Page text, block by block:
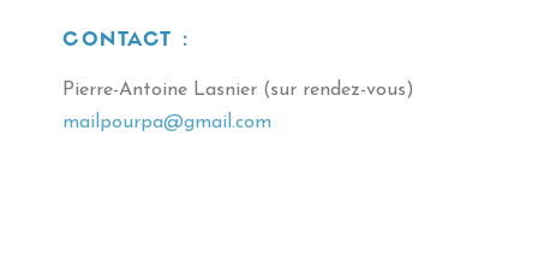
CONTACT :
Pierre-Antoine Lasnier (sur rendez-vous)
mailpourpa@gmail.com